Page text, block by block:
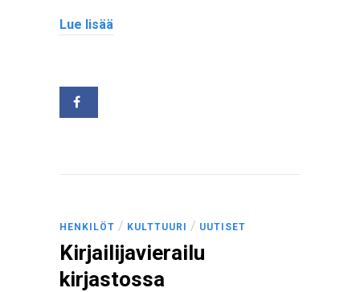
Lue lisää
HENKILÖT / KULTTUURI / UUTISET
Kirjailijavierailu
kirjastossa